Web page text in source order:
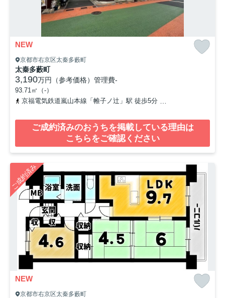
NEW
京都市右京区太秦多藪町
太秦多藪町
3,190万円（参考価格） 管理費-
93.71㎡（-）
京福電気鉄道嵐山本線「帷子ノ辻」駅 徒歩5分
ご成約済みのおうちを掲載している理由は
こちらをご確認ください
ご成約済み
NEW
京都市右京区太秦多藪町